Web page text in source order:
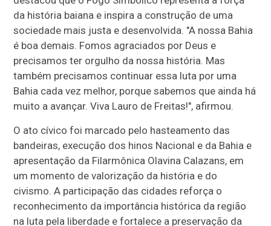
da história baiana e inspira a construção de uma
sociedade mais justa e desenvolvida. "A nossa Bahia
é boa demais. Fomos agraciados por Deus e
precisamos ter orgulho da nossa história. Mas
também precisamos continuar essa luta por uma
Bahia cada vez melhor, porque sabemos que ainda há
muito a avançar. Viva Lauro de Freitas!", afirmou.
O ato cívico foi marcado pelo hasteamento das
bandeiras, execução dos hinos Nacional e da Bahia e
apresentação da Filarmônica Olavina Calazans, em
um momento de valorização da história e do
civismo. A participação das cidades reforça o
reconhecimento da importância histórica da região
na luta pela liberdade e fortalece a preservação da